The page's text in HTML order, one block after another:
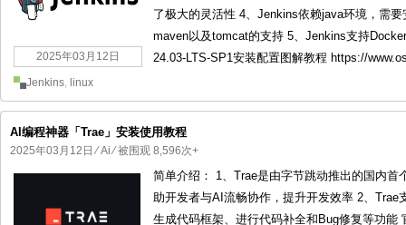
2025年03月12日
了极大的灵活性 4、Jenkins依赖java环境，需
maven以及tomcat的支持 5、Jenkins支持
24.03-LTS-SP1安装配置图解教程 https://
Jenkins, linux
AI编程神器「Trae」安装使用教程
2025年03月12日 ⁄Ai⁄ 被围观 8,596次+
简单介绍： ‌1、Trae‌是由字节跳动推出的国内
助开发者与AI流畅协作，提升开发效率 2、
生成代码框架、进行代码补全和Bug修复等功